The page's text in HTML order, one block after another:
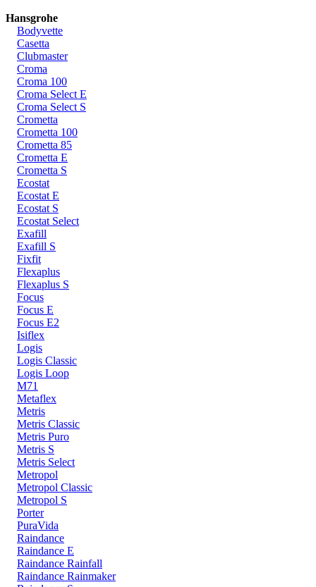
Hansgrohe
Bodyvette
Casetta
Clubmaster
Croma
Croma 100
Croma Select E
Croma Select S
Crometta
Crometta 100
Crometta 85
Crometta E
Crometta S
Ecostat
Ecostat E
Ecostat S
Ecostat Select
Exafill
Exafill S
Fixfit
Flexaplus
Flexaplus S
Focus
Focus E
Focus E2
Isiflex
Logis
Logis Classic
Logis Loop
M71
Metaflex
Metris
Metris Classic
Metris Puro
Metris S
Metris Select
Metropol
Metropol Classic
Metropol S
Porter
PuraVida
Raindance
Raindance E
Raindance Rainfall
Raindance Rainmaker